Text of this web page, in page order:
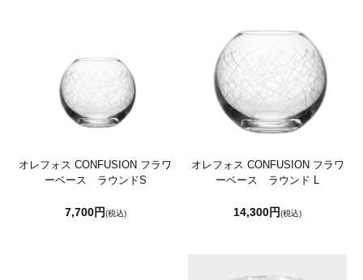
オレフォス CONFUSION フラワ
ーベース ラウンドS
7,700円(税込)
オレフォス CONFUSION フラワ
ーベース ラウンド L
14,300円(税込)